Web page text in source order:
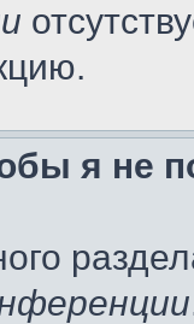
я не